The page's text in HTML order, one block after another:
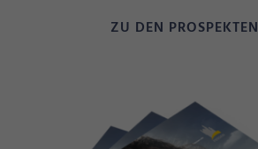
ZU DEN PROSPEKTEN